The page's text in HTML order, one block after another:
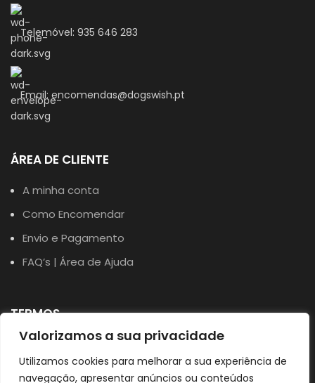
Valorizamos a sua privacidade
Utilizamos cookies para melhorar a sua experiência de
navegação, apresentar anúncios ou conteúdos
Telemóvel: 935 646 283
Email: encomendas@dogswish.pt
ÁREA DE CLIENTE
A minha conta
Como Encomendar
Envio e Pagamento
FAQ’s | Área de Ajuda
TERMOS
Política de Privacidade
Política de Cookies